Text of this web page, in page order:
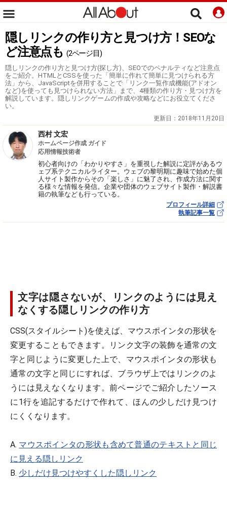
隠しリンクの作り方と見つけ方！SEOな
ど注意点も (2ページ目)
隠しリンクの作り方と見つけ方(探し方)、SEOでのペナルティなど注意点
をご紹介。HTMLとCSSを使った「簡単に作れて簡単に見つけられる方
法」から、JavaScriptを併用することで「リンク一覧作成機能(アドオン
など)を使っても見つけられない方法」まで、4種類の作り方・見つけ方を
解説しています。隠しリンクゲームの作成や攻略などにお役立てくださ
い。
更新日： 2018年11月20日
西村 文宏
ホームページ作成 ガイド
応用情報技術者
初心者向けの「わかりやすさ」を重視した解説に定評があるウ
ェブ系テクニカルライター。ウェブの黎明期に趣味で始めた個
人サイト製作からその「楽しさ」に魅了され、作成方法に関す
る様々な情報を発信。企業や団体のウェブサイト製作・解説書
籍の執筆なども行っている。
プロフィール詳細
執筆記事一覧
文字は隠さないが、リンクのようには見え
なくする隠しリンクの作り方
CSS(スタイルシート)を使えば、マウスポインタの形状を
変更することもできます。リンク文字の装飾を通常の文
字と同じように変更した上で、マウスポインタの形状も
通常の文字と同じにすれば、ブラウザ上ではリンクのよ
うには見えなくなります。前ページでご紹介したソース
に1行を追記するだけで作れて、ほんの少しだけ見つけ
にくくなります。
A. マウスポインタの形状も含めて普通のテキストと同じ
に見える隠しリンク
B. 少しだけ見つけやすくした隠しリンク